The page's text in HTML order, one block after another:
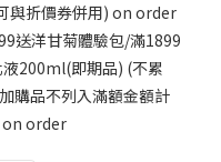
與折價券併用) on order
送洋甘菊體驗包/滿1899
200ml(即期品) (不累
購品不列入滿額金額計
on order